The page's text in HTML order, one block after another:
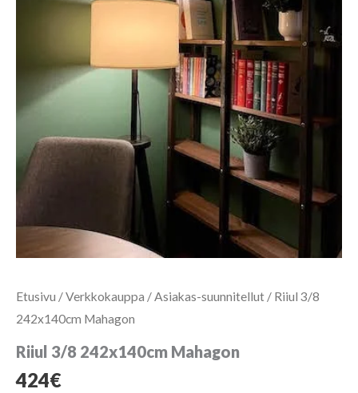
Etusivu /Verkkokauppa / Asiakas-suunnitellut / Riiul 3/8
242x140cm Mahagon
Riiul 3/8 242x140cm Mahagon
424€